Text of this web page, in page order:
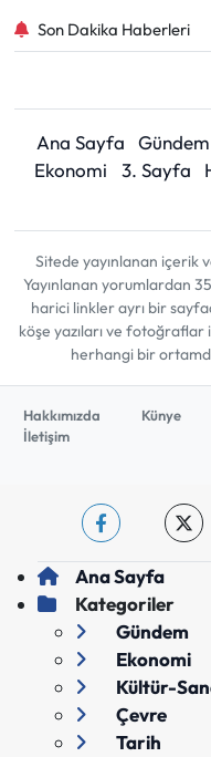
Son Dakika Haberleri
Ana Sayfa Gündem
Ekonomi
3. Sayfa
Sitede yayınlanan içerik
Yayınlanan yorumlardan
harici linkler ayrı bir
köşe yazıları ve fotoğraflar
herhangi bir
Hakkımızda
Künye
İletişim
Ana Sayfa
Kategoriler
Gündem
Ekonomi
Kültür-
Çevre
Tarih